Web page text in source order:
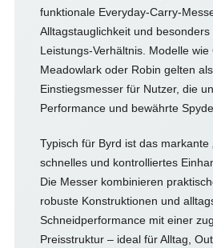
funktionale Everyday-Carry-
Alltagstauglichkeit und
Leistungs-Verhältnis. Modelle wie
Meadowlark oder Robin gelten
Einstiegsmesser für Nutzer, die
Performance und bewährte
Typisch für Byrd ist das markante
schnelles und kontrolliertes
Die Messer kombinieren
robuste Konstruktionen und
Schneidperformance mit einer
Preisstruktur – ideal für Alltag,